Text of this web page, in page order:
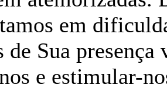
em
de Sua
e estimular-